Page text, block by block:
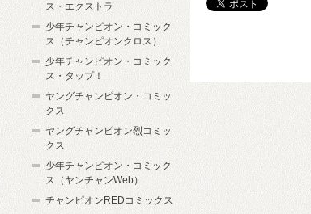
ス・エクストラ
少年チャンピオン・コミック
ス（チャンピオンクロス）
少年チャンピオン・コミック
ス・タップ！
ヤングチャンピオン・コミッ
クス
ヤングチャンピオン烈コミッ
クス
少年チャンピオン・コミック
ス（ヤンチャンWeb）
チャンピオンREDコミックス